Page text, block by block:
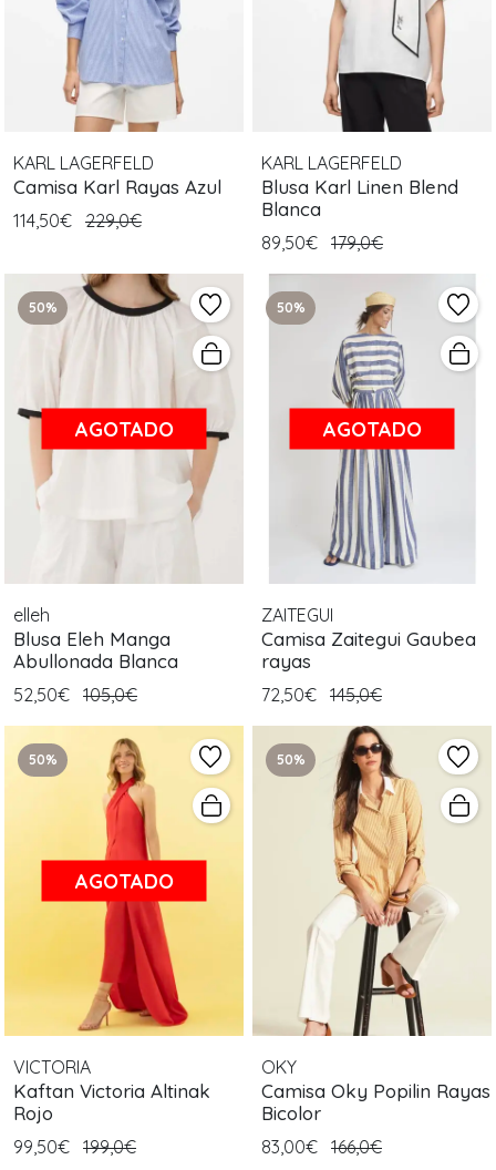
KARL LAGERFELD
Camisa Karl Rayas Azul
114,50€ 229,0€
KARL LAGERFELD
Blusa Karl Linen Blend
Blanca
89,50€ 179,0€
50%
AGOTADO
elleh
Blusa Eleh Manga
Abullonada Blanca
52,50€ 105,0€
50%
AGOTADO
ZAITEGUI
Camisa Zaitegui Gaubea
rayas
72,50€ 145,0€
50%
AGOTADO
VICTORIA
Kaftan Victoria Altinak
Rojo
99,50€ 199,0€
50%
OKY
Camisa Oky Popilin Rayas
Bicolor
83,00€ 166,0€